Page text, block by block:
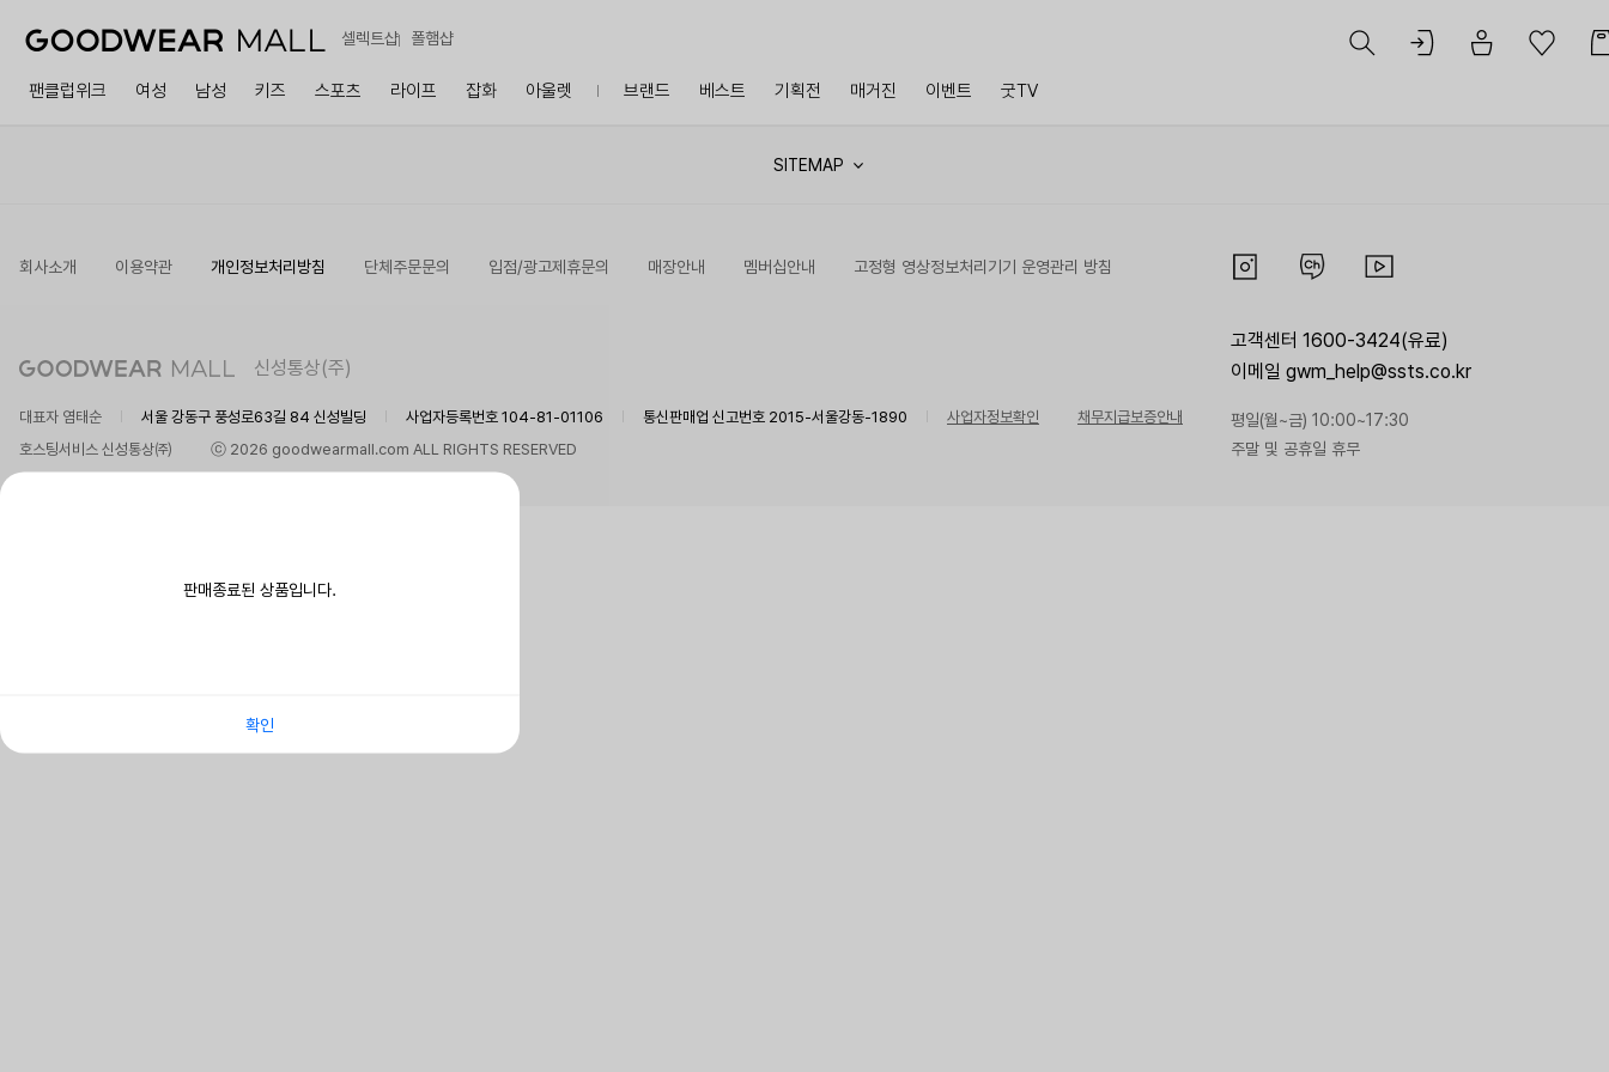
셀렉트샵 폴햄샵
팬클럽위크 여성 남성 키즈 스포츠 라이프 잡화 아울렛 브랜드 베스트 기획전 매거진 이벤트 굿TV
판매종료된 상품입니다.
확인
SITEMAP
회사소개 이용약관 개인정보처리방침 단체주문문의 입점/광고제휴문의 매장안내 멤버십안내 고정형 영상정보처리기기 운영관리 방침
신성통상(주)
대표자 염태순 서울 강동구 풍성로63길 84 신성빌딩 사업자등록번호 104-81-01106 통신판매업 신고번호 2015-서울강동-1890 사업자정보확인
채무지급보증안내
호스팅서비스 신성통상㈜
ⓒ 2026 goodwearmall.com ALL RIGHTS RESERVED
고객센터 1600-3424(유료)
이메일 gwm_help@ssts.co.kr
평일(월~금) 10:00~17:30
주말 및 공휴일 휴무